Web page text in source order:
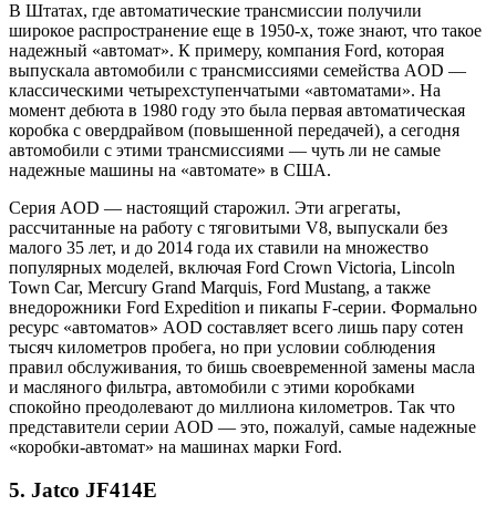
В Штатах, где автоматические трансмиссии получили
широкое распространение еще в 1950-х, тоже знают, что такое
надежный «автомат». К примеру, компания Ford, которая
выпускала автомобили с трансмиссиями семейства AOD —
классическими четырехступенчатыми «автоматами». На
момент дебюта в 1980 году это была первая автоматическая
коробка с овердрайвом (повышенной передачей), а сегодня
автомобили с этими трансмиссиями — чуть ли не самые
надежные машины на «автомате» в США.
Серия AOD — настоящий старожил. Эти агрегаты,
рассчитанные на работу с тяговитыми V8, выпускали без
малого 35 лет, и до 2014 года их ставили на множество
популярных моделей, включая Ford Crown Victoria, Lincoln
Town Car, Mercury Grand Marquis, Ford Mustang, а также
внедорожники Ford Expedition и пикапы F-серии. Формально
ресурс «автоматов» AOD составляет всего лишь пару сотен
тысяч километров пробега, но при условии соблюдения
правил обслуживания, то бишь своевременной замены масла
и масляного фильтра, автомобили с этими коробками
спокойно преодолевают до миллиона километров. Так что
представители серии AOD — это, пожалуй, самые надежные
«коробки-автомат» на машинах марки Ford.
5. Jatco JF414E